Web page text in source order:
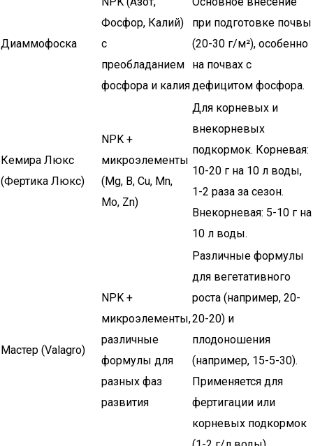
Диаммофоска
Фосфор, Калий)
с
преобладанием
фосфора и калия
при подготовке почвы
(20-30 г/м²), особенно
на почвах с
дефицитом фосфора.
Кемира Люкс
(Фертика Люкс)
NPK +
микроэлементы
(Mg, B, Cu, Mn,
Mo, Zn)
Для корневых и
внекорневых
подкормок. Корневая:
10-20 г на 10 л воды,
1-2 раза за сезон.
Внекорневая: 5-10 г на
10 л воды.
Мастер (Valagro)
NPK +
микроэлементы,
различные
формулы для
разных фаз
развития
Различные формулы
для вегетативного
роста (например, 20-
20-20) и
плодоношения
(например, 15-5-30).
Применяется для
фертигации или
корневых подкормок